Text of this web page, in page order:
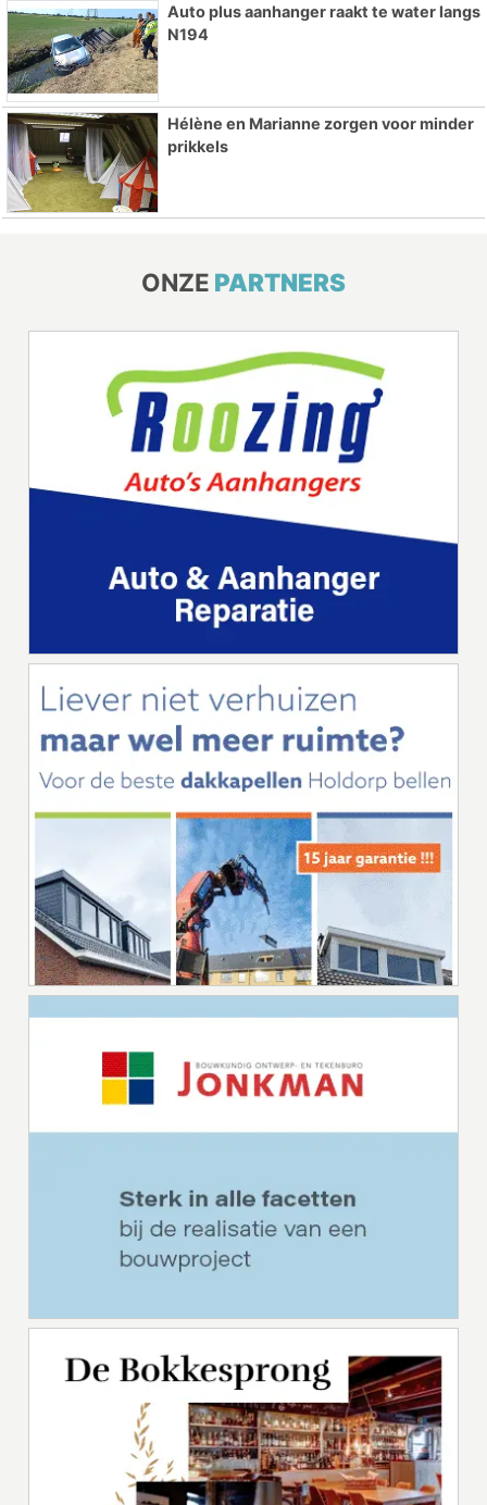
Auto plus aanhanger raakt te water langs
N194
Hélène en Marianne zorgen voor minder
prikkels
ONZE PARTNERS